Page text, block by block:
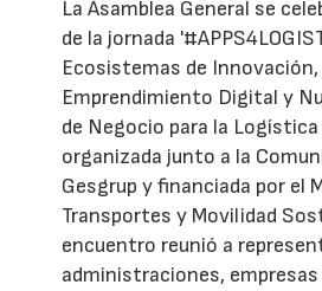
La Asamblea General se
de la jornada
Ecosistemas de Innovación,
Emprendimiento Digital y
de Negocio para la
organizada junto a la
Gesgrup y financiada por el
Transportes y Movilidad
encuentro reunió a
administraciones,